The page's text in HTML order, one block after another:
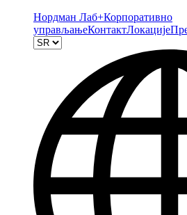
Нордман Лаб+Корпоративно
управљањеКонтактЛокације